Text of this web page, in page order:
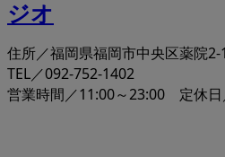
住所／福岡県福岡市中央区薬院
TEL／092-752-1402
営業時間／11:00～23:00 定休日